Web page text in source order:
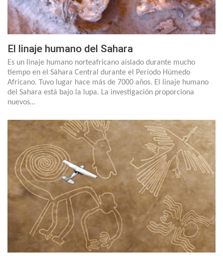
El linaje humano del Sahara
Es un linaje humano norteafricano aislado durante mucho
tiempo en el Sáhara Central durante el Período Húmedo
Africano. Tuvo lugar hace más de 7000 años. El linaje humano
del Sahara está bajo la lupa. La investigación proporciona
nuevos…